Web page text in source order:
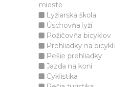
mieste
Lyžiarska škola
Úschovňa lyží
Požičovňa bicyklov
Prehliadky na bicykli
Pešie prehliadky
Jazda na koni
Cyklistika